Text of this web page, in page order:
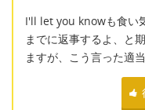
I'll let you knowも食い
までに返事するよ、と
ますが、こう言った適